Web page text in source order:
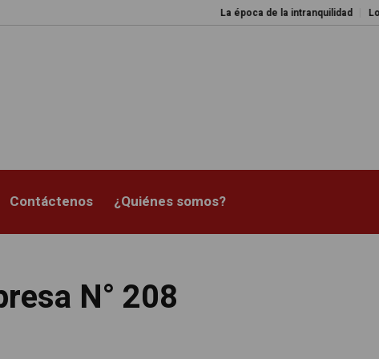
La época de la intranquilidad Los amos
Contáctenos ¿Quiénes somos?
N° 208